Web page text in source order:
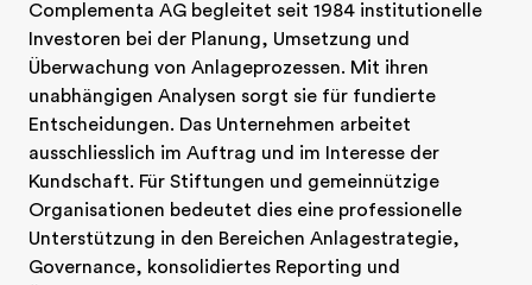
Complementa AG begleitet seit 1984 institutionelle
Investoren bei der Planung, Umsetzung und
Überwachung von Anlageprozessen. Mit ihren
unabhängigen Analysen sorgt sie für fundierte
Entscheidungen. Das Unternehmen arbeitet
ausschliesslich im Auftrag und im Interesse der
Kundschaft. Für Stiftungen und gemeinnützige
Organisationen bedeutet dies eine professionelle
Unterstützung in den Bereichen Anlagestrategie,
Governance, konsolidiertes Reporting und